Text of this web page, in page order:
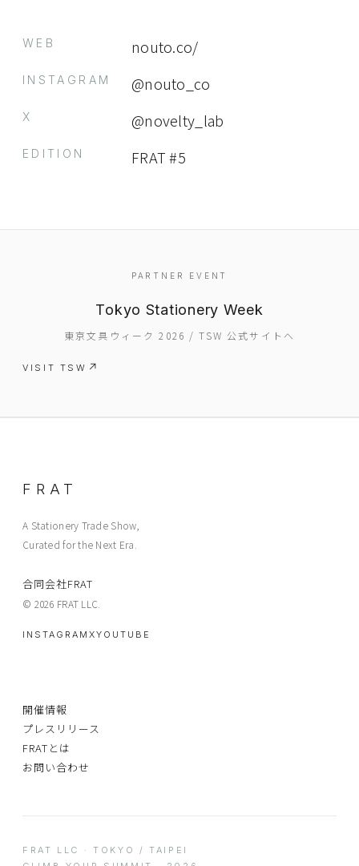
ABOUT
WEB nouto.co/
INSTAGRAM @nouto_co
X @novelty_lab
EDITION FRAT #5
PARTNER EVENT
Tokyo Stationery Week
東京文具ウィーク 2026 / TSW 公式サイトへ
VISIT TSW
FRAT
A Stationery Trade Show,
Curated for the Next Era.
合同会社FRAT
© 2026 FRAT LLC.
INSTAGRAM XYOUTUBE
開催情報
プレスリリース
FRATとは
お問い合わせ
FRAT LLC · TOKYO / TAIPEI